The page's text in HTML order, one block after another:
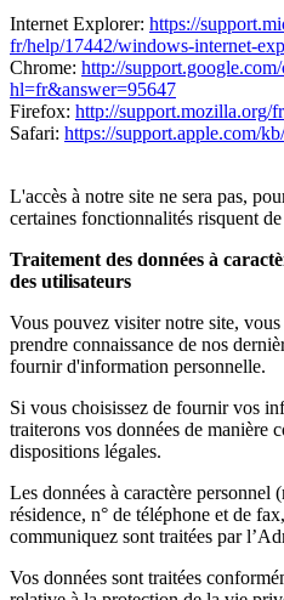
Internet Explorer: https://
fr/help/17442/windows-internet-
Chrome: http://
hl=fr&answer=95647
Firefox: http://support.mozilla.org/
Safari: https://support.apple.com/
L'accès à notre site ne sera pas,
certaines fonctionnalités risquent
Traitement des données à
des utilisateurs
Vous pouvez visiter notre site,
prendre connaissance de nos
fournir d'information personnelle.
Si vous choisissez de fournir vos
traiterons vos données de manière
dispositions légales.
Les données à caractère
résidence, n° de téléphone et de
communiquez sont traitées par
Vos données sont traitées